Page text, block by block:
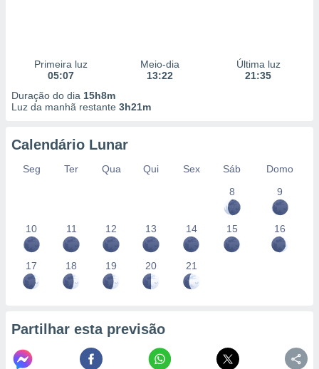
Primeira luz
05:07
Meio-dia
13:22
Última luz
21:35
Duração do dia 15h8m
Luz da manhã restante 3h21m
Calendário Lunar
Seg Ter Qua Qui Sex Sáb
Domo
8
9
10 11 12 13 14 15 16
17 18 19 20 21
Partilhar esta previsão